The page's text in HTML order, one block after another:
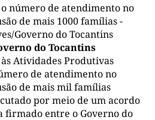
número de atendimento no
de mais 1000 famílias -
Governo do Tocantins
do Tocantins
Atividades Produtivas
de atendimento no
de mais mil famílias
por meio de um acordo
firmado entre o Governo do